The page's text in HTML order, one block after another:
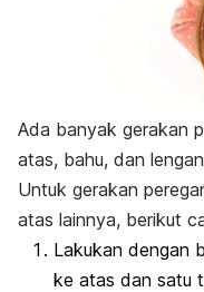
Ada banyak gerakan
atas, bahu, dan
Untuk gerakan
atas lainnya, berikut
Lakukan dengan
ke atas dan satu